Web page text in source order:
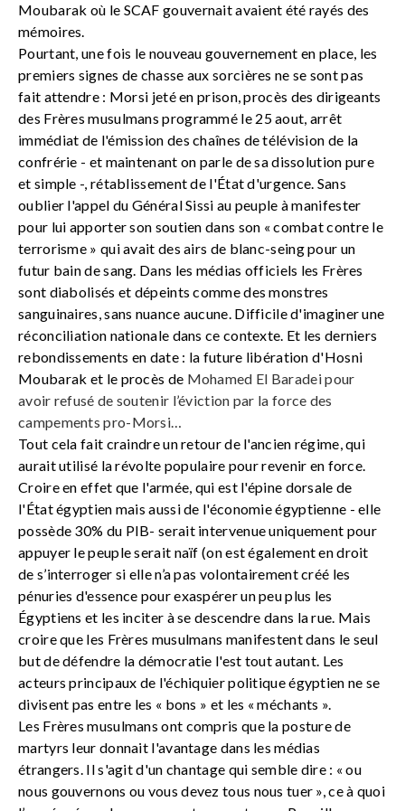
Moubarak où le SCAF gouvernait avaient été rayés des
mémoires.
Pourtant, une fois le nouveau gouvernement en place, les
premiers signes de chasse aux sorcières ne se sont pas
fait attendre : Morsi jeté en prison, procès des dirigeants
des Frères musulmans programmé le 25 aout, arrêt
immédiat de l'émission des chaînes de télévision de la
confrérie - et maintenant on parle de sa dissolution pure
et simple -, rétablissement de l'État d'urgence. Sans
oublier l'appel du Général Sissi au peuple à manifester
pour lui apporter son soutien dans son « combat contre le
terrorisme » qui avait des airs de blanc-seing pour un
futur bain de sang. Dans les médias officiels les Frères
sont diabolisés et dépeints comme des monstres
sanguinaires, sans nuance aucune. Difficile d'imaginer une
réconciliation nationale dans ce contexte. Et les derniers
rebondissements en date : la future libération d'Hosni
Moubarak et le procès de Mohamed El Baradei pour
avoir refusé de soutenir l’éviction par la force des
campements pro-Morsi…
Tout cela fait craindre un retour de l'ancien régime, qui
aurait utilisé la révolte populaire pour revenir en force.
Croire en effet que l'armée, qui est l'épine dorsale de
l'État égyptien mais aussi de l'économie égyptienne - elle
possède 30% du PIB- serait intervenue uniquement pour
appuyer le peuple serait naïf (on est également en droit
de s’interroger si elle n’a pas volontairement créé les
pénuries d'essence pour exaspérer un peu plus les
Égyptiens et les inciter à se descendre dans la rue. Mais
croire que les Frères musulmans manifestent dans le seul
but de défendre la démocratie l'est tout autant. Les
acteurs principaux de l'échiquier politique égyptien ne se
divisent pas entre les « bons » et les « méchants ».
Les Frères musulmans ont compris que la posture de
martyrs leur donnait l'avantage dans les médias
étrangers. Il s'agit d'un chantage qui semble dire : « ou
nous gouvernons ou vous devez tous nous tuer », ce à quoi